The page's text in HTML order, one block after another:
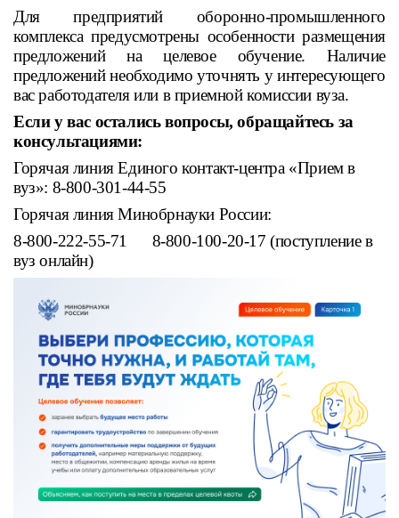
Для предприятий оборонно-промышленного
комплекса предусмотрены особенности размещения
предложений на целевое обучение. Наличие
предложений необходимо уточнять у интересующего
вас работодателя или в приемной комиссии вуза.
Если у вас остались вопросы, обращайтесь за
консультациями:
Горячая линия Единого контакт-центра «Прием в
вуз»: 8-800-301-44-55
Горячая линия Минобрнауки России:
8-800-222-55-71 8-800-100-20-17 (поступление в
вуз онлайн)